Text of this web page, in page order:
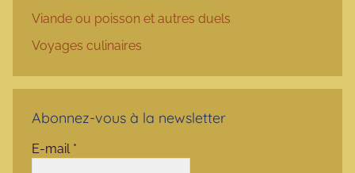
Viande ou poisson et autres duels
Voyages culinaires
Abonnez-vous à la newsletter
E-mail *